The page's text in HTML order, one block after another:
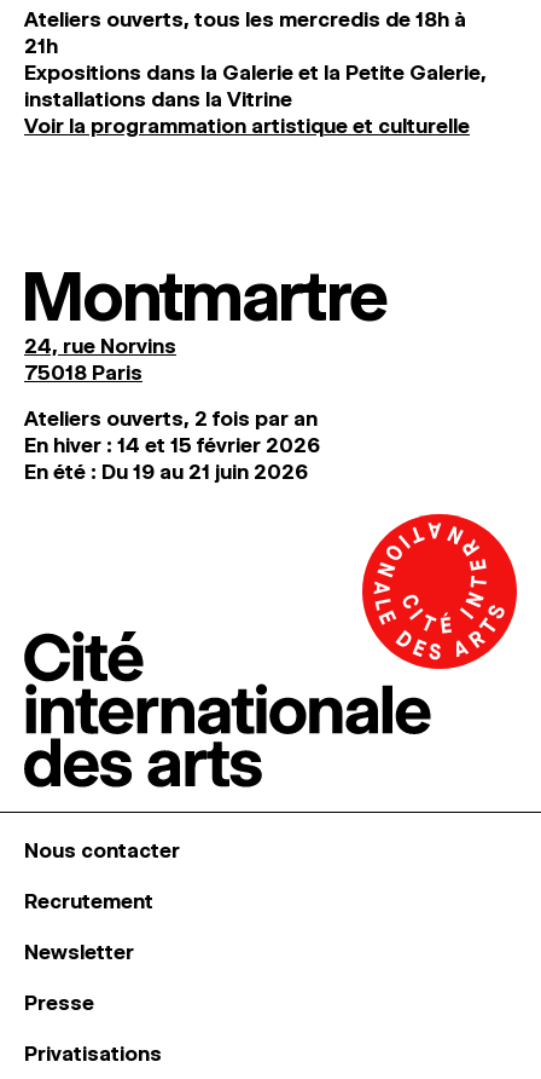
Ateliers ouverts, tous les mercredis de 18h à
21h
Expositions dans la Galerie et la Petite Galerie,
installations dans la Vitrine
Voir la programmation artistique et culturelle
Montmartre
24, rue Norvins
75018 Paris
Ateliers ouverts, 2 fois par an
En hiver : 14 et 15 février 2026
En été : Du 19 au 21 juin 2026
Nous contacter
Recrutement
Newsletter
Presse
Privatisations